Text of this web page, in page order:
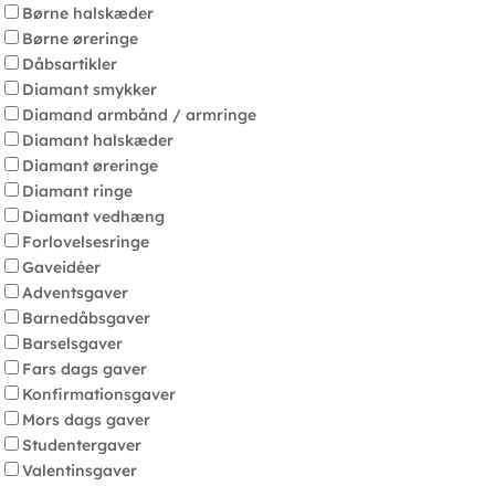
Børne halskæder
Børne øreringe
Dåbsartikler
Diamant smykker
Diamand armbånd / armringe
Diamant halskæder
Diamant øreringe
Diamant ringe
Diamant vedhæng
Forlovelsesringe
Gaveidéer
Adventsgaver
Barnedåbsgaver
Barselsgaver
Fars dags gaver
Konfirmationsgaver
Mors dags gaver
Studentergaver
Valentinsgaver